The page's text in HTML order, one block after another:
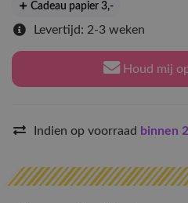
Cadeau papier 3,-
Levertijd: 2-3 weken
Houd mij
Indien op voorraad binnen